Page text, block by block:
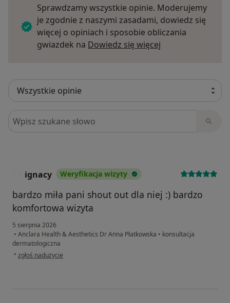
Sprawdzamy wszystkie opinie. Moderujemy
je zgodnie z naszymi zasadami, dowiedz się
więcej o opiniach i sposobie obliczania
gwiazdek na Dowiedz się więcej
Szukaj w opiniach
ignacy Weryfikacja wizyty
bardzo miła pani shout out dla niej :) bardzo
komfortowa wizyta
5 sierpnia 2026
• Anclara Health & Aesthetics Dr Anna Płatkowska • konsultacja
dermatologiczna
• w opinii użytkownika ignacy
zgłoś nadużycie